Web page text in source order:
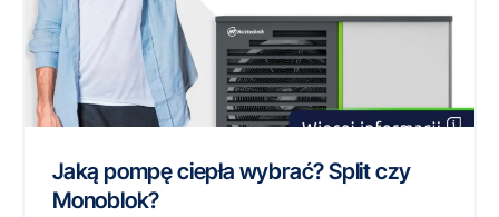
Jaką pompę ciepła wybrać? Split czy
Monoblok?